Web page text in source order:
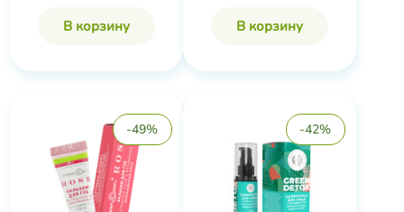
В корзину В корзину
-49% -42%